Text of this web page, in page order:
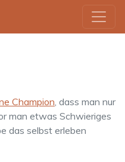
Champion, dass man nur
man etwas Schwieriges
das selbst erleben